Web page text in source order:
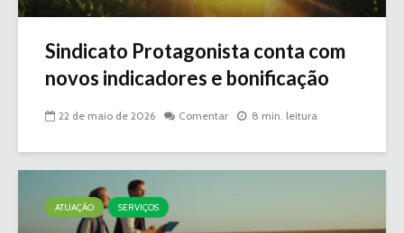
Sindicato Protagonista conta com
novos indicadores e bonificação
22 de maio de 2026 Comentar 8 min. leitura
ATUAÇÃO SERVIÇOS